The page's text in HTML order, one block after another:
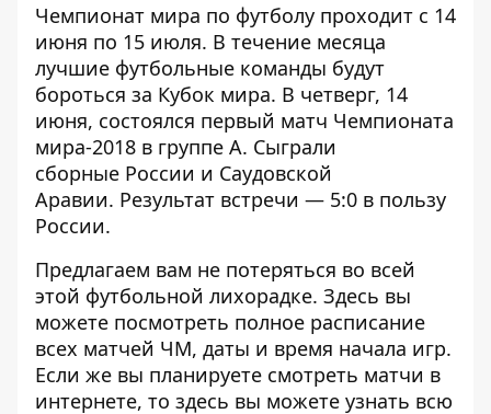
Чемпионат мира по футболу проходит с 14
июня по 15 июля. В течение месяца
лучшие футбольные команды будут
бороться за Кубок мира. В четверг, 14
июня, состоялся первый матч Чемпионата
мира-2018 в группе А. Сыграли
сборные России и Саудовской
Аравии. Результат встречи — 5:0 в пользу
России.
Предлагаем вам не потеряться во всей
этой футбольной лихорадке. Здесь вы
можете посмотреть полное расписание
всех матчей ЧМ, даты и время начала игр.
Если же вы планируете смотреть матчи в
интернете, то здесь вы можете узнать всю